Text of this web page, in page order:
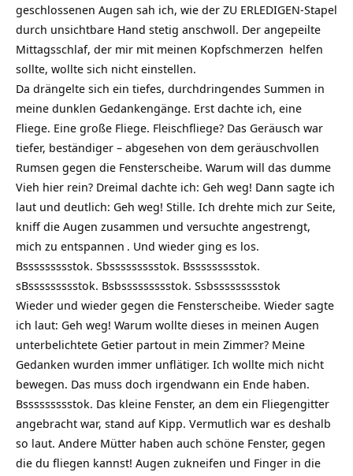
geschlossenen Augen sah ich, wie der ZU ERLEDIGEN-Stapel
durch unsichtbare Hand stetig anschwoll. Der angepeilte
Mittagsschlaf, der mir mit meinen Kopfschmerzen helfen
sollte, wollte sich nicht einstellen.
Da drängelte sich ein tiefes, durchdringendes Summen in
meine dunklen Gedankengänge. Erst dachte ich, eine
Fliege. Eine große Fliege. Fleischfliege? Das Geräusch war
tiefer, beständiger – abgesehen von dem geräuschvollen
Rumsen gegen die Fensterscheibe. Warum will das dumme
Vieh hier rein? Dreimal dachte ich: Geh weg! Dann sagte ich
laut und deutlich: Geh weg! Stille. Ich drehte mich zur Seite,
kniff die Augen zusammen und versuchte angestrengt,
mich zu entspannen . Und wieder ging es los.
Bssssssssstok. Sbssssssssstok. Bssssssssstok.
sBssssssssstok. Bsbssssssssstok. Ssbssssssssstok
Wieder und wieder gegen die Fensterscheibe. Wieder sagte
ich laut: Geh weg! Warum wollte dieses in meinen Augen
unterbelichtete Getier partout in mein Zimmer? Meine
Gedanken wurden immer unflätiger. Ich wollte mich nicht
bewegen. Das muss doch irgendwann ein Ende haben.
Bssssssssstok. Das kleine Fenster, an dem ein Fliegengitter
angebracht war, stand auf Kipp. Vermutlich war es deshalb
so laut. Andere Mütter haben auch schöne Fenster, gegen
die du fliegen kannst! Augen zukneifen und Finger in die